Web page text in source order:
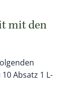
mit den
Absatz 1 L-